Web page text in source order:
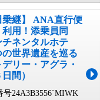
乗継】 ANA直行便
用！添乗員同
ネンタルホテ
世界遺産を巡る
リー・アグラ・
間）
号24A3B3556`MIWK